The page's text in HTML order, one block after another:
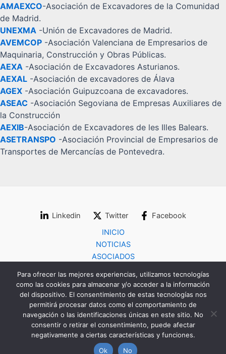
AMAEXCO-Asociación de Excavadores de la Comunidad
de Madrid.
UNEXMA -Unión de Excavadores de Madrid.
AVEMCOP -Asociación Valenciana de Empresarios de
Maquinaria, Construcción y Obras Públicas.
AEXA -Asociación de Excavadores Asturianos.
AEXAL -Asociación de excavadores de Álava
AGEX -Asociación Guipuzcoana de excavadores.
ASEAC -Asociación Segoviana de Empresas Auxiliares de
la Construcción
AEXIB-Asociación de Excavadores de les Illes Balears.
ASETRANSPO -Asociación Provincial de Empresarios de
Transportes de Mercancías de Pontevedra.
Linkedin Twitter
Facebook
INICIO
NOTICIAS
ASOCIADOS
CONTACTO
Copyright © 2026 FENAEX
Para ofrecer las mejores experiencias, utilizamos tecnologías
como las cookies para almacenar y/o acceder a la información
del dispositivo. El consentimiento de estas tecnologías nos
permitirá procesar datos como el comportamiento de
navegación o las identificaciones únicas en este sitio. No
consentir o retirar el consentimiento, puede afectar
negativamente a ciertas características y funciones.
Ok
No